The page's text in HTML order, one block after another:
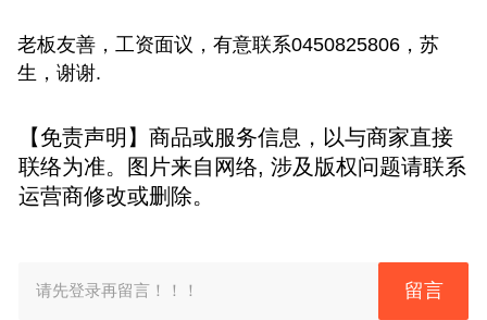
老板友善，工资面议，有意联系0450825806，苏
生，谢谢.
【免责声明】商品或服务信息，以与商家直接
联络为准。图片来自网络, 涉及版权问题请联系
运营商修改或删除。
请先登录再留言！！！ 留言